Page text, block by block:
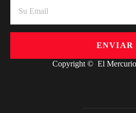
ENVIAR
Copyright © El